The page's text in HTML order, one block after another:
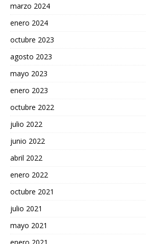
marzo 2024
enero 2024
octubre 2023
agosto 2023
mayo 2023
enero 2023
octubre 2022
julio 2022
junio 2022
abril 2022
enero 2022
octubre 2021
julio 2021
mayo 2021